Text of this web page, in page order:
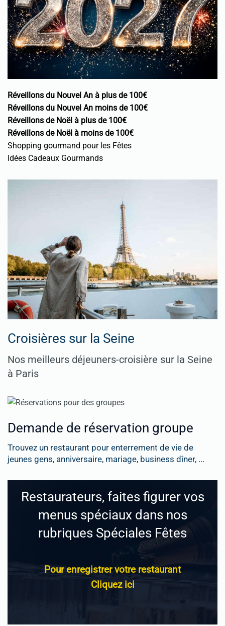
Réveillons du Nouvel An à plus de 100€
Réveillons du Nouvel An moins de 100€
Réveillons de Noël à plus de 100€
Réveillons de Noël à moins de 100€
Shopping gourmand pour les Fêtes
Idées Cadeaux Gourmands
Croisières sur la Seine
Nos meilleurs déjeuners-croisière sur la Seine
à Paris
Demande de réservation groupe
Trouvez un restaurant pour enterrement de vie de
jeunes gens, anniversaire, mariage, business dîner, ...
Restaurateurs, faites figurer vos
menus spéciaux dans nos
rubriques Spéciales Fêtes
Pour enregistrer votre restaurant
Cliquez ici